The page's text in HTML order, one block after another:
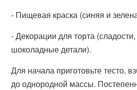
- Пищевая краска (синяя и
- Декорации для торта
шоколадные детали).
Для начала приготовьте тесто,
до однородной массы.